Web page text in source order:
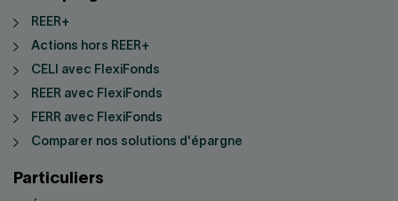
REER+
Actions hors REER+
CELI avec FlexiFonds
REER avec FlexiFonds
FERR avec FlexiFonds
Comparer nos solutions d'épargne
Particuliers